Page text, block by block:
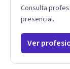
Consulta
presencial.
Ver